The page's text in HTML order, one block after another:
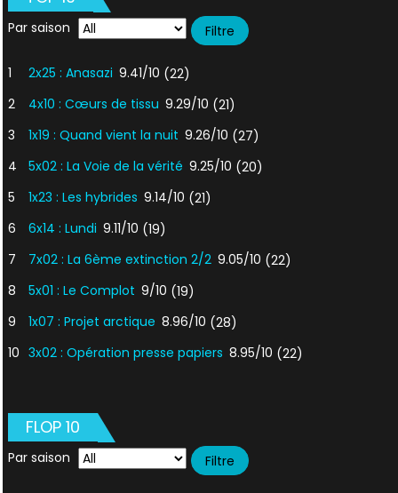
Par saison
1 2x25 : Anasazi 9.41/10 (22)
2
4x10 : Cœurs de tissu 9.29/10 (21)
3
1x19 : Quand vient la nuit 9.26/10 (27)
4
5x02 : La Voie de la vérité 9.25/10 (20)
5
1x23 : Les hybrides 9.14/10 (21)
6
6x14 : Lundi 9.11/10 (19)
7
7x02 : La 6ème extinction 2/2 9.05/10 (22)
8
5x01 : Le Complot 9/10 (19)
9
1x07 : Projet arctique 8.96/10 (28)
10 3x02 : Opération presse papiers 8.95/10 (22)
FLOP 10
Par saison